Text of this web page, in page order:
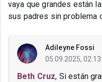
vaya que grandes están
sus padres sin problema
Adileyne Fossi
05.09.2025,
Beth Cruz, Si están